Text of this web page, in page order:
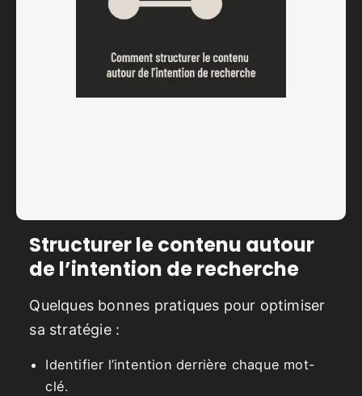
Structurer le contenu autour
de l’intention de recherche
Quelques bonnes pratiques pour optimiser
sa stratégie :
Identifier l’intention derrière chaque mot-
clé.